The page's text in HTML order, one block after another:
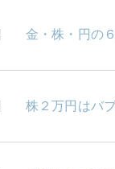
金・株・円の
株２万円はバ